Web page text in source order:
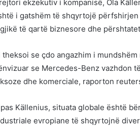
ekzekutiv i kompanisë, Ola
i gatshëm të shqyrtojë
të qartë biznesore dhe
theksoi se çdo angazhim i
se Mercedes-Benz vazhdon
dhe komerciale, raporton
Källenius, situata globale është
evropiane të shqyrtojnë